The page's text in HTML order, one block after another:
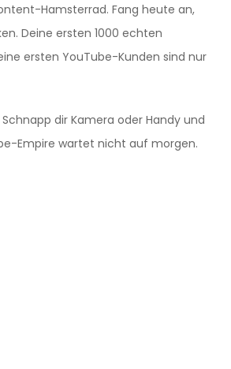
Hamsterrad. Fang heute an,
Deine ersten 1000 echten
ersten YouTube-Kunden sind nur
dir Kamera oder Handy und
Empire wartet nicht auf morgen.